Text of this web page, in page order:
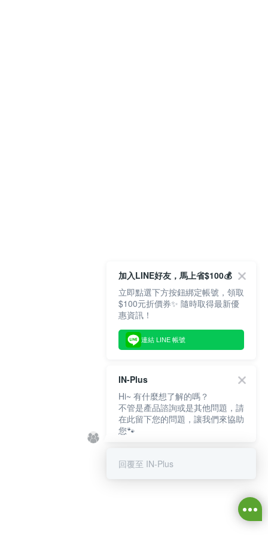
加入LINE好友，馬上省$100💰
立即點選下方按鈕綁定帳號，領取
$100元折價券✨ 隨時取得最新優
惠資訊！
連結 LINE 帳號
IN-Plus
Hi~ 有什麼想了解的嗎？
不管是產品諮詢或是其他問題，請
在此留下您的問題，讓我們來協助
您🐾
回覆至 IN-Plus